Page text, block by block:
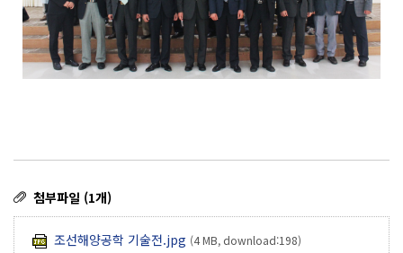
첨부파일 (1개)
조선해양공학 기술전.jpg (4 MB, download:198)